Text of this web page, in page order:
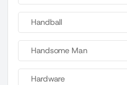
Handball
Handsome Man
Hardware